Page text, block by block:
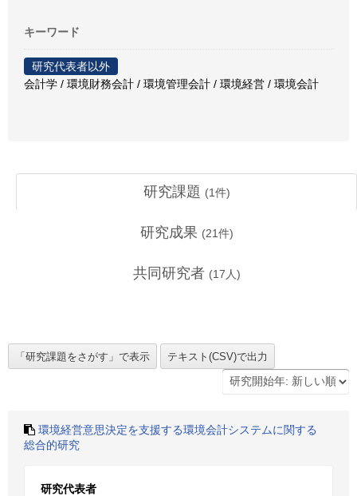
キーワード
研究代表者以外
会計学 / 環境財務会計 / 環境管理会計 / 環境経営 / 環境会計
研究課題 (1件)
研究成果 (21件)
共同研究者 (17 人)
環境経営意思決定を支援する環境会計システムに関する
総合的研究
研究代表者